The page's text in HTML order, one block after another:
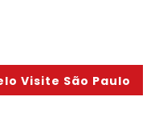
Visite São Paulo